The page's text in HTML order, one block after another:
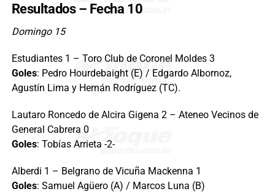
Resultados – Fecha 10
Domingo 15
Estudiantes 1 – Toro Club de Coronel Moldes 3
Goles: Pedro Hourdebaight (E) / Edgardo Albornoz,
Agustín Lima y Hernán Rodríguez (TC).
Lautaro Roncedo de Alcira Gigena 2 – Ateneo Vecinos de
General Cabrera 0
Goles: Tobías Arrieta -2-
Alberdi 1 – Belgrano de Vicuña Mackenna 1
Goles: Samuel Agüero (A) / Marcos Luna (B)